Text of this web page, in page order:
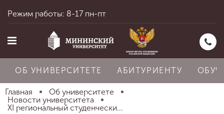
Режим работы: 8-17 пн-пт
ОБ УНИВЕРСИТЕТЕ АБИТУРИЕНТУ
Главная
Об университете
Новости университета
XI региональный студенчески...